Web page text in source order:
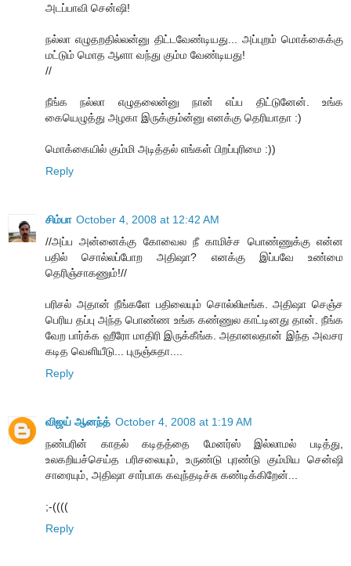
அடப்பாவி சென்ஷி!
நல்லா எழுதறதில்லன்னு திட்டவேண்டியது... அப்புறம் மொக்கைக்கு
மட்டும் மொத ஆளா வந்து கும்ம வேண்டியது!
//
நீங்க நல்லா எழுதலைன்னு நான் எப்ப திட்டுனேன். உங்க
கையெழுத்து அழகா இருக்கும்ன்னு எனக்கு தெரியாதா :)
மொக்கையில் கும்மி அடித்தல் எங்கள் பிறப்புரிமை :))
Reply
சிம்பா October 4, 2008 at 12:42 AM
//அப்ப அன்னைக்கு கோவைல நீ காமிச்ச பொண்ணுக்கு என்ன
பதில் சொல்லப்போற அதிஷா? எனக்கு இப்பவே உண்மை
தெரிஞ்சாகணும்!//
பரிசல் அதான் நீங்களே பதிலையும் சொல்லிடீங்க. அதிஷா செஞ்ச
பெரிய தப்பு அந்த பொண்ண உங்க கண்ணுல காட்டினது தான். நீங்க
வேற பார்க்க ஹீரோ மாதிரி இருக்கீங்க. அதானலதான் இந்த அவசர
கடித வெளியீடு... புருஞ்சுதா....
Reply
விஜய் ஆனந்த் October 4, 2008 at 1:19 AM
நண்பரின் காதல் கடிதத்தை மேனர்ஸ் இல்லாமல் படித்து,
உலகறியச்செய்த பரிசலையும், உருண்டு புரண்டு கும்மிய சென்ஷி
சாரையும், அதிஷா சார்பாக கவுந்தடிச்சு கண்டிக்கிறேன்...
;-((((
Reply